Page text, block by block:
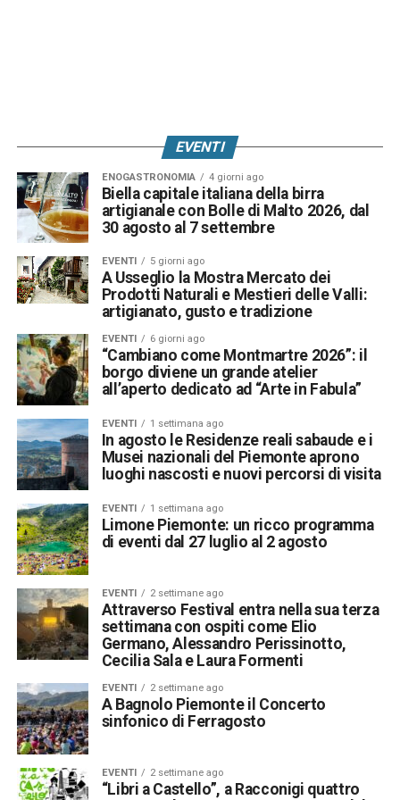
EVENTI
ENOGASTRONOMIA 4 giorni ago
Biella capitale italiana della birra
artigianale con Bolle di Malto 2026, dal
30 agosto al 7 settembre
EVENTI 5 giorni ago
A Usseglio la Mostra Mercato dei
Prodotti Naturali e Mestieri delle Valli:
artigianato, gusto e tradizione
EVENTI 6 giorni ago
“Cambiano come Montmartre 2026”: il
borgo diviene un grande atelier
all’aperto dedicato ad “Arte in Fabula”
EVENTI 1 settimana ago
In agosto le Residenze reali sabaude e i
Musei nazionali del Piemonte aprono
luoghi nascosti e nuovi percorsi di visita
EVENTI 1 settimana ago
Limone Piemonte: un ricco programma
di eventi dal 27 luglio al 2 agosto
EVENTI 2 settimane ago
Attraverso Festival entra nella sua terza
settimana con ospiti come Elio
Germano, Alessandro Perissinotto,
Cecilia Sala e Laura Formenti
EVENTI 2 settimane ago
A Bagnolo Piemonte il Concerto
sinfonico di Ferragosto
EVENTI 2 settimane ago
“Libri a Castello”, a Racconigi quattro